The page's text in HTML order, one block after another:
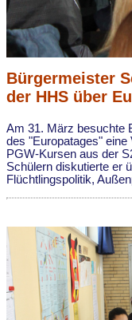
Bürgermeister
der HHS über
Am 31. März besuchte
des "Europatages"
PGW-Kursen aus der
Schülern diskutierte er
Flüchtlingspolitik,